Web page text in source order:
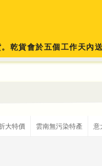
乾貨會於五個工作天內送
大特價 雲南無污染特產 意